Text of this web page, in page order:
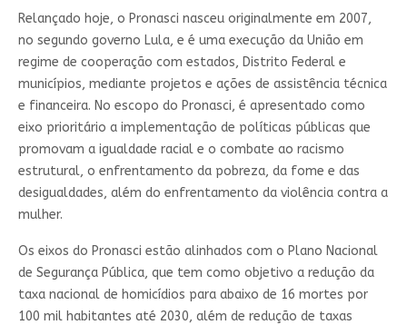
Relançado hoje, o Pronasci nasceu originalmente em 2007,
no segundo governo Lula, e é uma execução da União em
regime de cooperação com estados, Distrito Federal e
municípios, mediante projetos e ações de assistência técnica
e financeira. No escopo do Pronasci, é apresentado como
eixo prioritário a implementação de políticas públicas que
promovam a igualdade racial e o combate ao racismo
estrutural, o enfrentamento da pobreza, da fome e das
desigualdades, além do enfrentamento da violência contra a
mulher.
Os eixos do Pronasci estão alinhados com o Plano Nacional
de Segurança Pública, que tem como objetivo a redução da
taxa nacional de homicídios para abaixo de 16 mortes por
100 mil habitantes até 2030, além de redução de taxas